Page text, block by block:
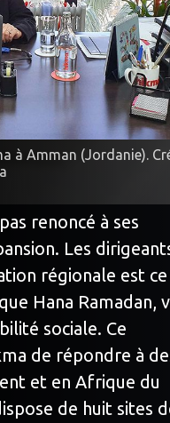
à Amman (Jordanie).
pas renoncé à ses
Les
régionale est
Hana Ramadan,
sociale. Ce
de répondre à
et en Afrique du
de huit sites